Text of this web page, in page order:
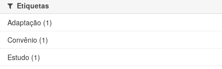
Etiquetas
Adaptação (1)
Convênio (1)
Estudo (1)